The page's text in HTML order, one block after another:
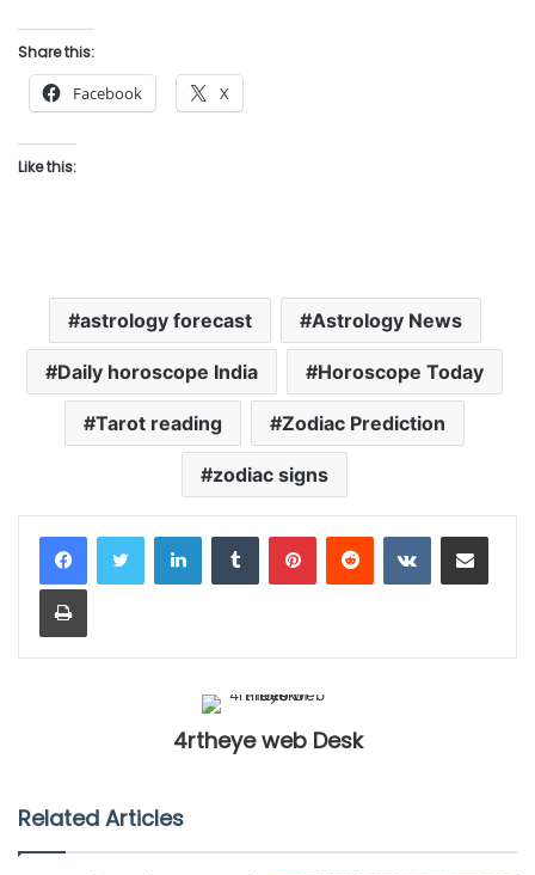
Share this:
Facebook X
Like this:
astrology forecast Astrology News
Daily horoscope India Horoscope Today
Tarot reading Zodiac Prediction
zodiac signs
LinkedInTumblr PinterestReddit VKontakteShare via Email
Print
4rtheye web Desk
Related Articles